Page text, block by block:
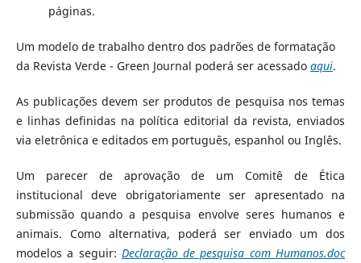
páginas.
Um modelo de trabalho dentro dos padrões de formatação
da Revista Verde - Green Journal poderá ser acessado aqui.
As publicações devem ser produtos de pesquisa nos temas
e linhas definidas na política editorial da revista, enviados
via eletrônica e editados em português, espanhol ou Inglês.
Um parecer de aprovação de um Comitê de Ética
institucional deve obrigatoriamente ser apresentado na
submissão quando a pesquisa envolve seres humanos e
animais. Como alternativa, poderá ser enviado um dos
modelos a seguir: Declaração de pesquisa com Humanos.doc